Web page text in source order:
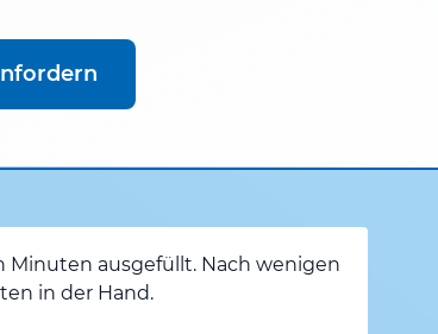
Minuten ausgefüllt. Nach wenigen
in der Hand.